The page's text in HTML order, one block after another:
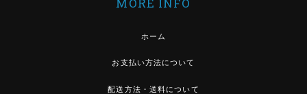
MORE INFO
ホーム
お支払い方法について
配送方法・送料について